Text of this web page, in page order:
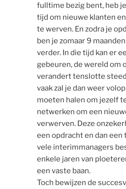
fulltime bezig bent, heb
tijd om nieuwe klanten
te werven. En zodra je
ben je zomaar 9
verder. In die tijd kan er
gebeuren, de wereld om
verandert tenslotte
vaak zal je dan weer
moeten halen om jezelf
netwerken om een
verwerven. Deze
een opdracht en dan
vele interimmanagers
enkele jaren van
een vaste baan.
Toch bewijzen de